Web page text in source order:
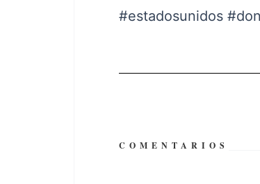
#estadosunidos
COMENTARIOS